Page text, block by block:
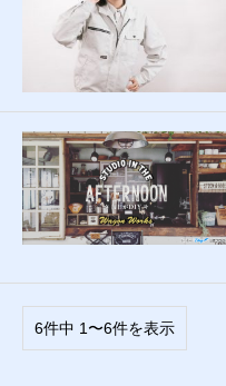
6件中 1〜6件を表示